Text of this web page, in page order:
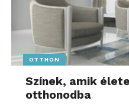
OTTHON
Színek, amik
otthonodba